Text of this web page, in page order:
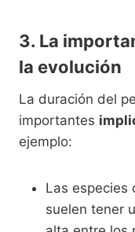
3. La
la evolución
La duración del
importantes
ejemplo:
Las especies
suelen tener